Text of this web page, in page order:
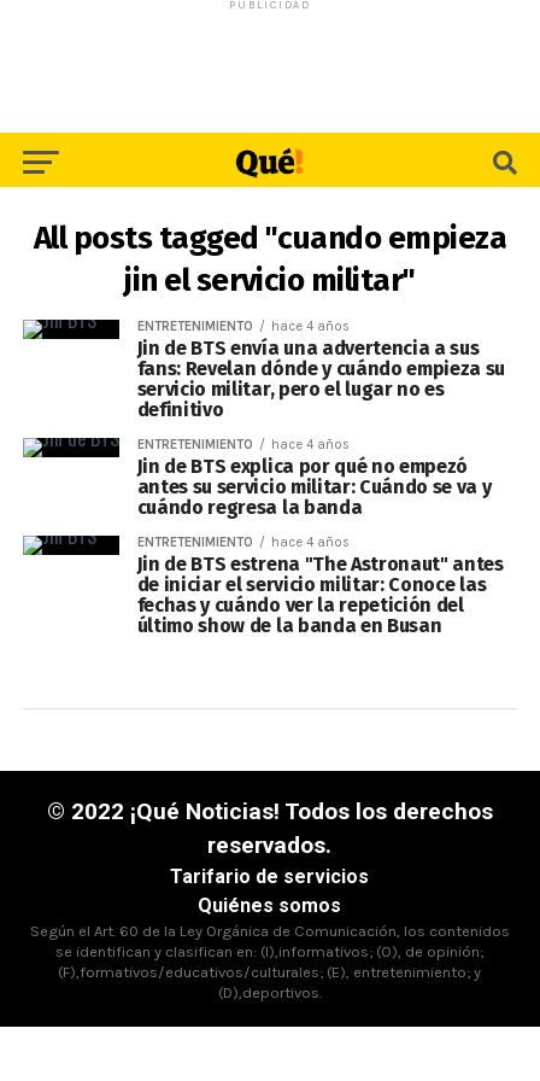
PUBLICIDAD
All posts tagged "cuando empieza
jin el servicio militar"
ENTRETENIMIENTO hace 4 años
Jin de BTS envía una advertencia a sus
fans: Revelan dónde y cuándo empieza su
servicio militar, pero el lugar no es
definitivo
ENTRETENIMIENTO hace 4 años
Jin de BTS explica por qué no empezó
antes su servicio militar: Cuándo se va y
cuándo regresa la banda
ENTRETENIMIENTO hace 4 años
Jin de BTS estrena "The Astronaut" antes
de iniciar el servicio militar: Conoce las
fechas y cuándo ver la repetición del
último show de la banda en Busan
© 2022 ¡Qué Noticias! Todos los derechos
reservados.
Tarifario de servicios
Quiénes somos
Según el Art. 60 de la Ley Orgánica de Comunicación, los contenidos
se identifican y clasifican en: (I),informativos; (O), de opinión;
(F),formativos/educativos/culturales; (E), entretenimiento; y
(D),deportivos.